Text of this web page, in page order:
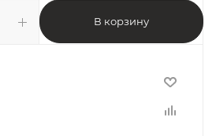
В корзину